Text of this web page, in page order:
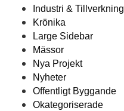
Industri & Tillverkning
Krönika
Large Sidebar
Mässor
Nya Projekt
Nyheter
Offentligt Byggande
Okategoriserade